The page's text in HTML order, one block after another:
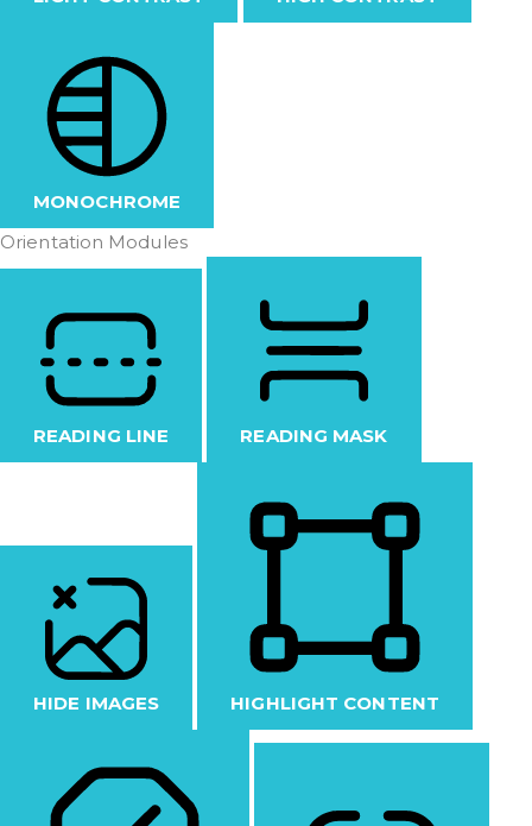
MONOCHROME
Orientation Modules
READING LINE READING MASK
HIDE IMAGES HIGHLIGHT CONTENT